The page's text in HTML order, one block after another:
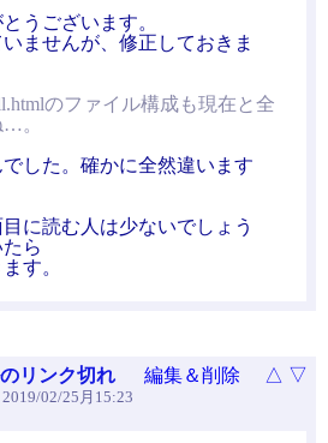
うございます。
ませんが、修正しておきま
のファイル構成も現在と全
。
した。確かに全然違います
に読む人は少ないでしょう
ら
す。
リンク切れ
2019/02/25月15:23
編集＆削除 △ ▽